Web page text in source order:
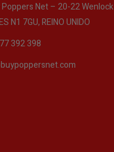
Poppers Net – 20-22 Wenlock
N1 7GU, REINO UNIDO
392 398